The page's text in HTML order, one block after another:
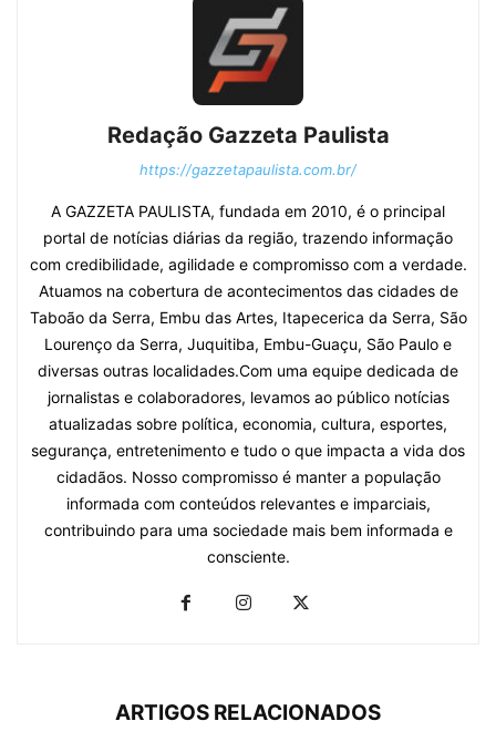
Redação Gazzeta Paulista
https://gazzetapaulista.com.br/
A GAZZETA PAULISTA, fundada em 2010, é o principal
portal de notícias diárias da região, trazendo informação
com credibilidade, agilidade e compromisso com a verdade.
Atuamos na cobertura de acontecimentos das cidades de
Taboão da Serra, Embu das Artes, Itapecerica da Serra, São
Lourenço da Serra, Juquitiba, Embu-Guaçu, São Paulo e
diversas outras localidades.Com uma equipe dedicada de
jornalistas e colaboradores, levamos ao público notícias
atualizadas sobre política, economia, cultura, esportes,
segurança, entretenimento e tudo o que impacta a vida dos
cidadãos. Nosso compromisso é manter a população
informada com conteúdos relevantes e imparciais,
contribuindo para uma sociedade mais bem informada e
consciente.
ARTIGOS RELACIONADOS